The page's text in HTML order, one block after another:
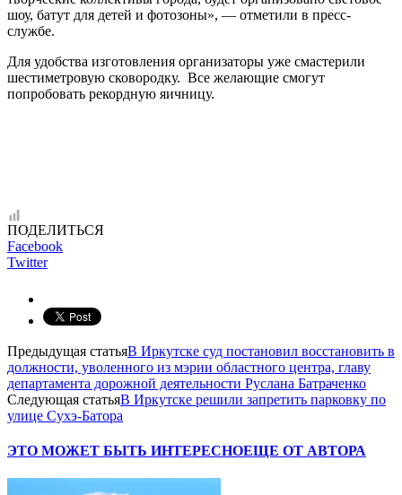
шоу, батут для детей и фотозоны», — отметили в пресс-
службе.
Для удобства изготовления организаторы уже смастерили
шестиметровую сковородку. Все желающие смогут
попробовать рекордную яичницу.
ПОДЕЛИТЬСЯ
Facebook
Twitter
Предыдущая статьяВ Иркутске суд постановил восстановить в
должности, уволенного из мэрии областного центра, главу
департамента дорожной деятельности Руслана Батраченко
Следующая статьяВ Иркутске решили запретить парковку по
улице Сухэ-Батора
ЭТО МОЖЕТ БЫТЬ ИНТЕРЕСНОЕЩЕ ОТ АВТОРА